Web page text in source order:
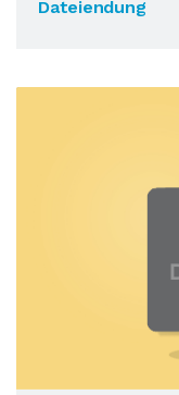
Dateiendung